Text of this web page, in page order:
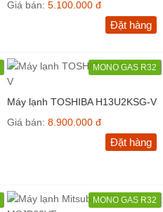
Giá bán: 5.100.000 đ
Đặt hàng
MONO GAS R32
Máy lạnh TOSHIBA H13U2KSG-V
Giá bán: 8.900.000 đ
Đặt hàng
MONO GAS R32